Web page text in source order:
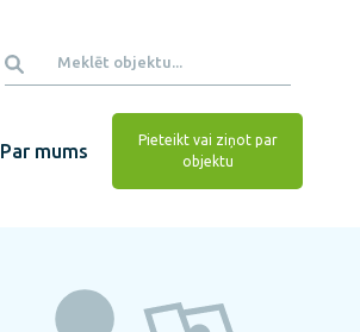
Par mums
Pieteikt vai ziņot par
objektu